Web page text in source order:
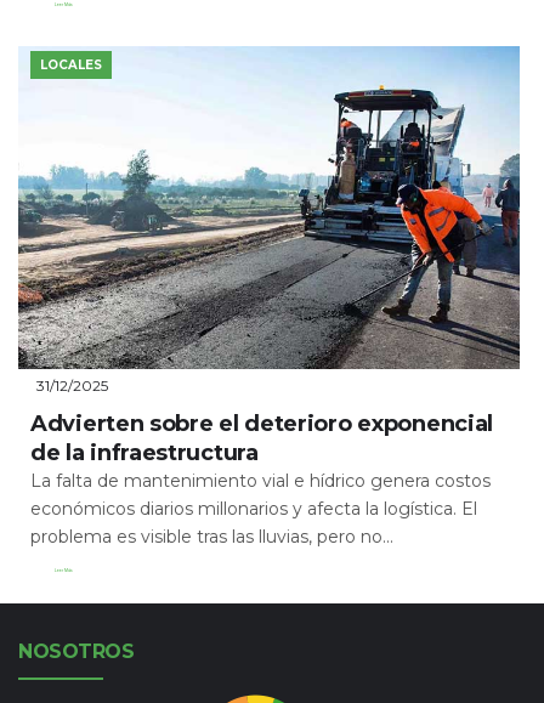
Leer Más
LOCALES
31/12/2025
Advierten sobre el deterioro exponencial
de la infraestructura
La falta de mantenimiento vial e hídrico genera costos
económicos diarios millonarios y afecta la logística. El
problema es visible tras las lluvias, pero no...
Leer Más
NOSOTROS